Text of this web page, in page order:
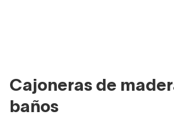
Cajoneras de
baños